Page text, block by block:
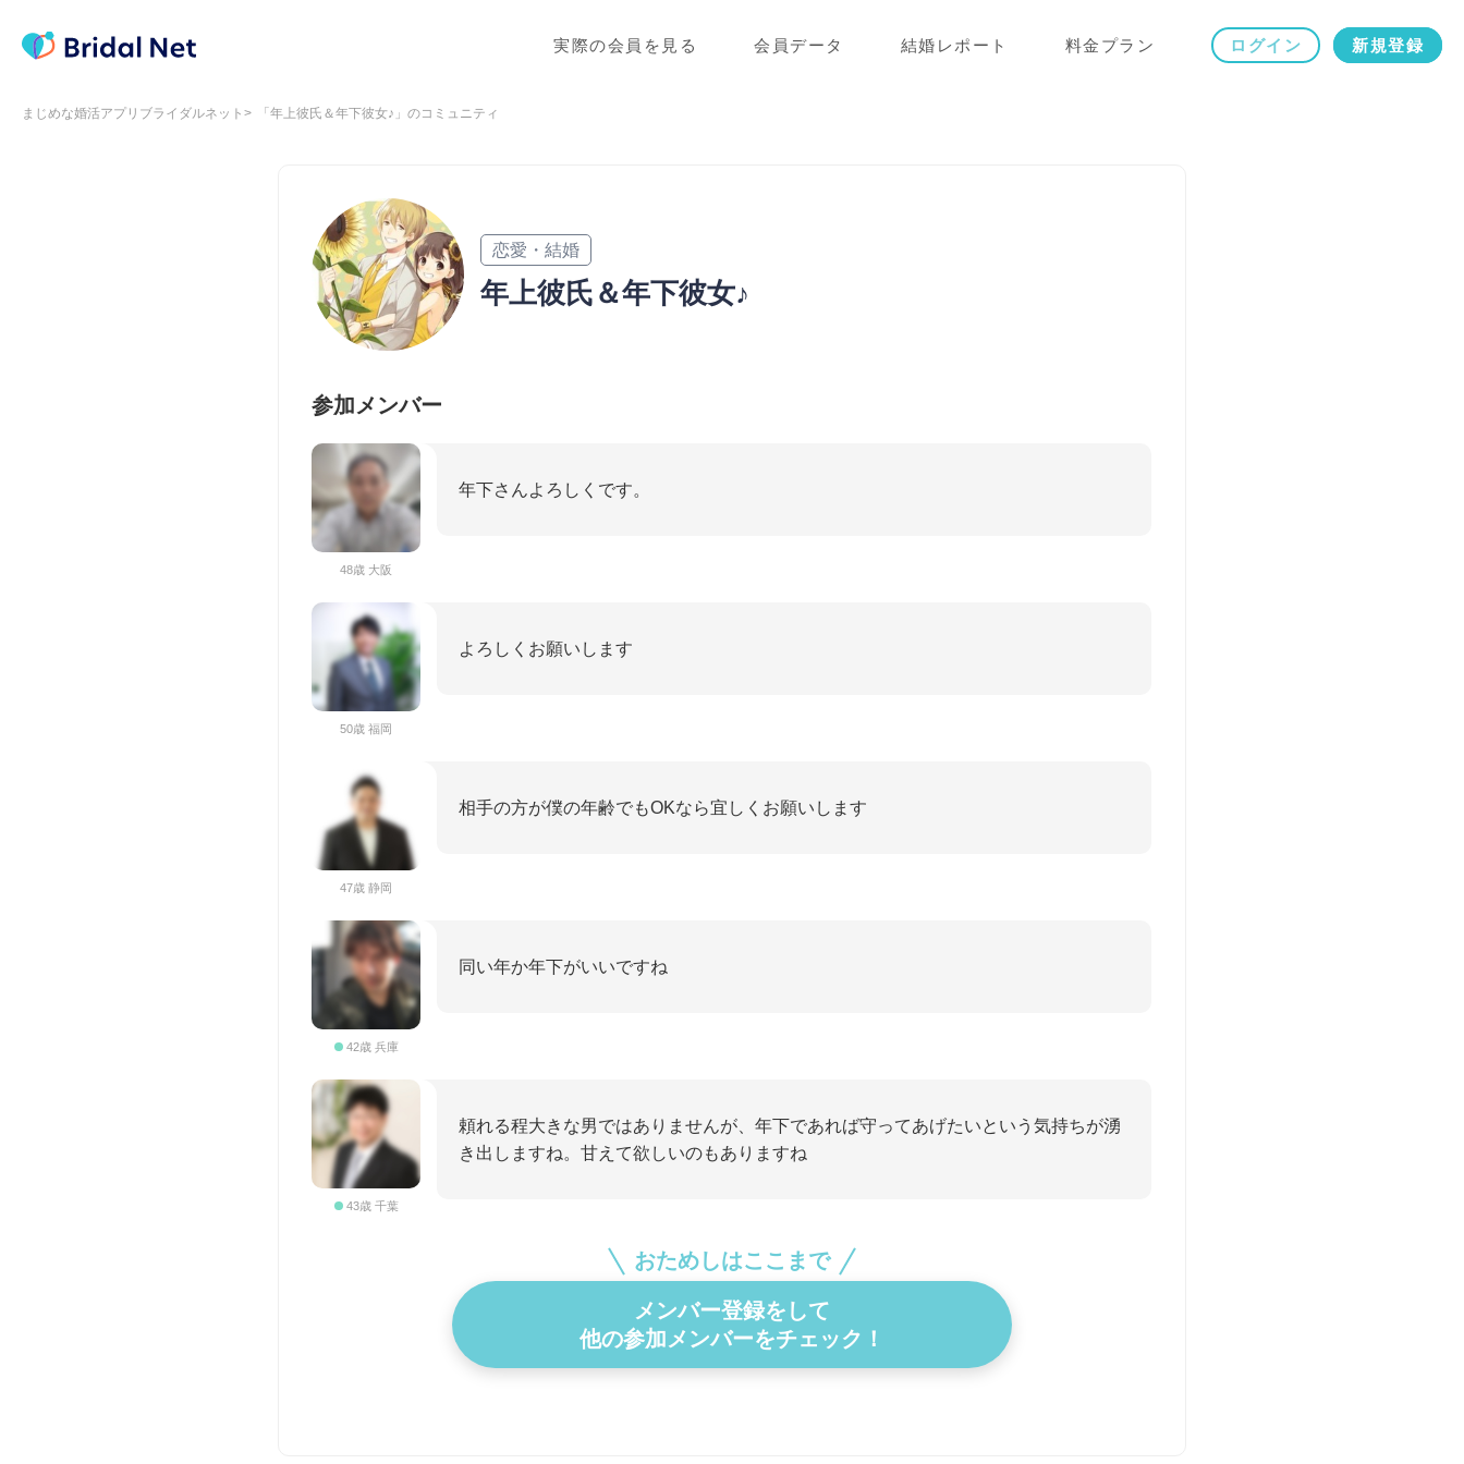
実際の会員を見る 会員データ 結婚レポート 料金プラン ログイン 新規登録
まじめな婚活アプリブライダルネット 「年上彼氏＆年下彼女♪」のコミュニティ
恋愛・結婚
年上彼氏＆年下彼女♪
参加メンバー
48歳 大阪
年下さんよろしくです。
50歳 福岡
よろしくお願いします
47歳 静岡
相手の方が僕の年齢でもOKなら宜しくお願いします
42歳 兵庫
同い年か年下がいいですね
43歳 千葉
頼れる程大きな男ではありませんが、年下であれば守ってあげたいという気持ちが湧
き出しますね。甘えて欲しいのもありますね
おためしはここまで
メンバー登録をして
他の参加メンバーをチェック！